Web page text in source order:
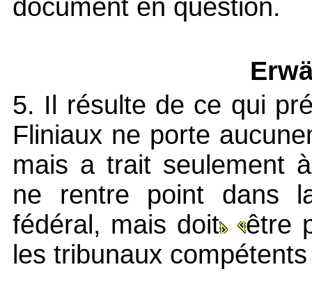
document en question.
5. Il résulte de ce qui
Fliniaux ne porte
mais a trait seulement
ne rentre point dans
fédéral, mais doit
être
les tribunaux